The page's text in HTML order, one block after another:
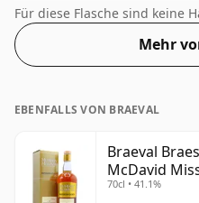
Braeval-Brennerei
Flasche als normal,
wider.
Für diese Flasche sind keine
Mehr
EBENFALLS VON BRAEVAL
Braeval
McDavid
alt
70cl • 41.1%